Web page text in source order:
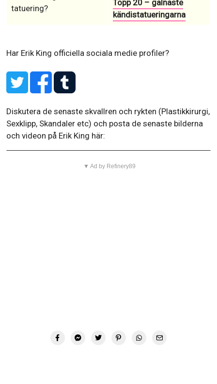
tatuering?
Topp 20 – galnaste
kändistatueringarna
Har Erik King officiella sociala medie profiler?
Diskutera de senaste skvallren och rykten (Plastikkirurgi,
Sexklipp, Skandaler etc) och posta de senaste bilderna
och videon på Erik King här:
▼ Ad by Refinery89